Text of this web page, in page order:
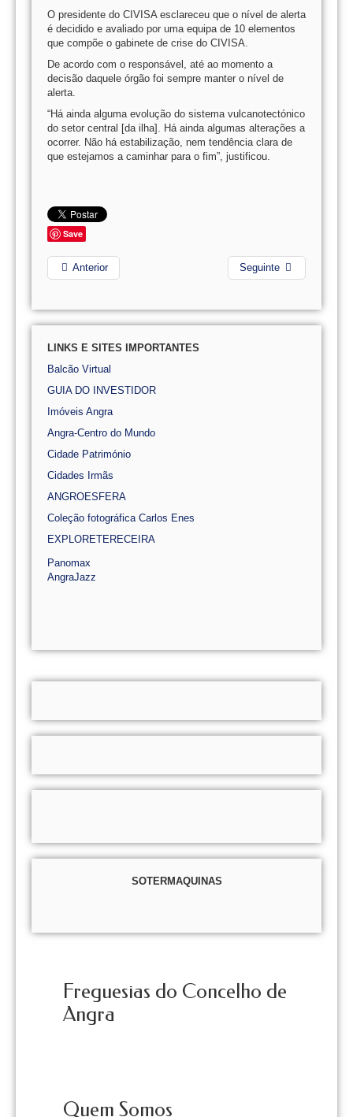
O presidente do CIVISA esclareceu que o nível de alerta
é decidido e avaliado por uma equipa de 10 elementos
que compõe o gabinete de crise do CIVISA.
De acordo com o responsável, até ao momento a
decisão daquele órgão foi sempre manter o nível de
alerta.
“Há ainda alguma evolução do sistema vulcanotectónico
do setor central [da ilha]. Há ainda algumas alterações a
ocorrer. Não há estabilização, nem tendência clara de
que estejamos a caminhar para o fim”, justificou.
Save
Anterior Seguinte
LINKS E SITES IMPORTANTES
Balcão Virtual
GUIA DO INVESTIDOR
Imóveis Angra
Angra-Centro do Mundo
Cidade Património
Cidades Irmãs
ANGROESFERA
Coleção fotográfica Carlos Enes
EXPLORETERECEIRA
Panomax
AngraJazz
SOTERMAQUINAS
Freguesias do Concelho de
Angra
Quem Somos